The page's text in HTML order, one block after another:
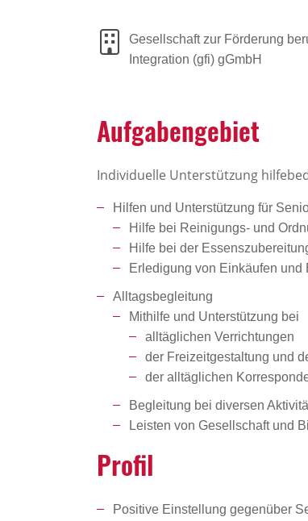
Gesellschaft zur Förderung
Integration (gfi) gGmbH
Aufga­ben­ge­biet
Individuelle Unterstützung
Hilfen und Unterstützung für
Hilfe bei Reinigungs- und
Hilfe bei der
Erledigung von Einkäufen und
Alltagsbegleitung
Mithilfe und Unterstützung bei
alltäglichen Verrichtungen
der Freizeitgestaltung und
der alltäglichen
Begleitung bei diversen
Leisten von Gesellschaft und
Profil
Positive Einstellung gegenüber